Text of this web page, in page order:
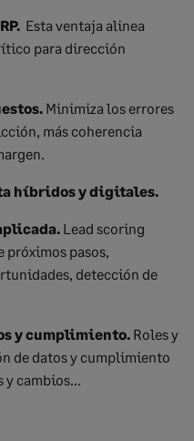
Esta ventaja alinea
para dirección
Minimiza los errores
más coherencia
híbridos y digitales.
Lead scoring
próximos pasos,
detección de
y cumplimiento. Roles y
de datos y cumplimiento
y cambios…